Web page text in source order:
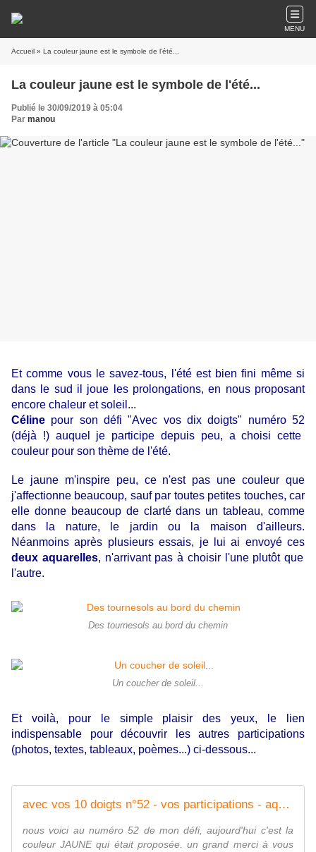
MENU
Accueil » La couleur jaune est le symbole de l'été...
La couleur jaune est le symbole de l'été...
Publié le 30/09/2019 à 05:04
Par manou
Et comme vous le savez-tous, l'été est bien fini même si
dans le sud il joue les prolongations, en nous proposant
encore chaleur et soleil...
Céline pour son défi"Avec vos dix doigts" numéro 52
(déjà !) auquel je participe depuis peu, a choisi cette
couleur pour son thème de l'été.
Le jaune m'inspire peu, ce n'est pas une couleur que
j'affectionne beaucoup, sauf par toutes petites touches, car
elle donne beaucoup de clarté dans un tableau, comme
dans la nature, le jardin ou la maison d'ailleurs.
Néanmoins après plusieurs essais, je lui ai envoyé ces
deux aquarelles, n'arrivant pas à choisir l'une plutôt que
l'autre.
Des tournesols au bord du chemin
Un coucher de soleil...
Et voilà, pour le simple plaisir des yeux, le lien
indispensable pour découvrir les autres participations
(photos, textes, tableaux, poèmes...) ci-dessous...
avec vos 10 doigts n°52 - vos participations - aquarellement votre
nous voici au numéro 52 de mon défi, aujourd'hui c'est la
couleur JAUNE qui était proposée. un grand merci à vous